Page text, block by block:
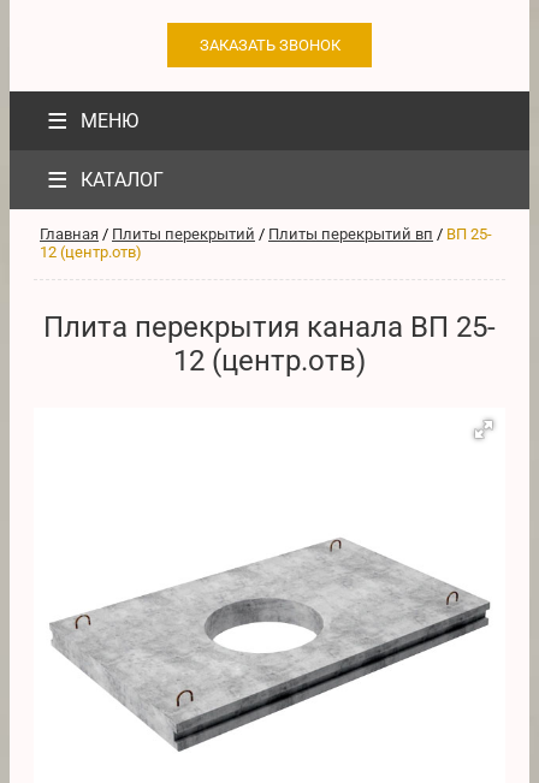
ЗАКАЗАТЬ ЗВОНОК
≡ МЕНЮ
≡ КАТАЛОГ
Главная / Плиты перекрытий / Плиты перекрытий вп / ВП 25-
12 (центр.отв)
Плита перекрытия канала ВП 25-
12 (центр.отв)